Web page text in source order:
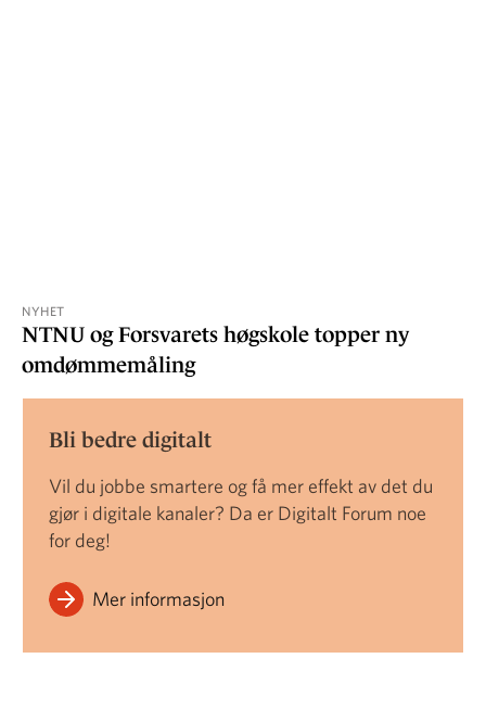
NYHET
NTNU og Forsvarets høgskole topper ny
omdømmemåling
Bli bedre digitalt
Vil du jobbe smartere og få mer effekt av det du
gjør i digitale kanaler? Da er Digitalt Forum noe
for deg!
Mer informasjon